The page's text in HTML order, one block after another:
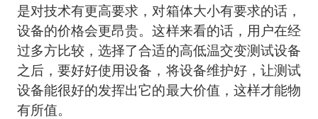
是对技术有更高要求，对箱体大小有要求的话，
设备的价格会更昂贵。这样来看的话，用户在经
过多方比较，选择了合适的高低温交变测试设备
之后，要好好使用设备，将设备维护好，让测试
设备能很好的发挥出它的最大价值，这样才能物
有所值。